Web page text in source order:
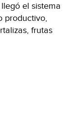
el sistema
productivo,
frutas